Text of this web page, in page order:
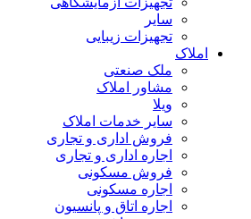
سایر
تجهیزات زیبایی
املاک
ملک صنعتی
مشاور املاک
ویلا
سایر خدمات املاک
فروش اداری و تجاری
اجاره اداری و تجاری
فروش مسکونی
اجاره مسکونی
اجاره اتاق و پانسیون